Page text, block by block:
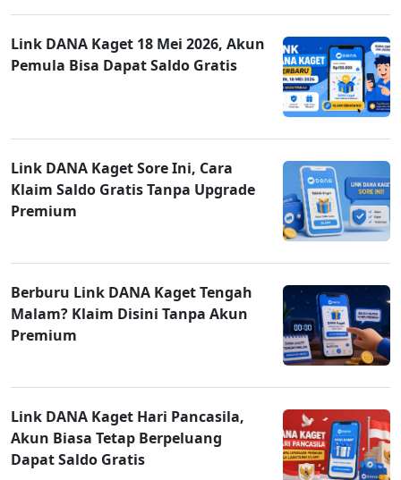
Link DANA Kaget 18 Mei 2026, Akun
Pemula Bisa Dapat Saldo Gratis
Link DANA Kaget Sore Ini, Cara
Klaim Saldo Gratis Tanpa Upgrade
Premium
Berburu Link DANA Kaget Tengah
Malam? Klaim Disini Tanpa Akun
Premium
Link DANA Kaget Hari Pancasila,
Akun Biasa Tetap Berpeluang
Dapat Saldo Gratis